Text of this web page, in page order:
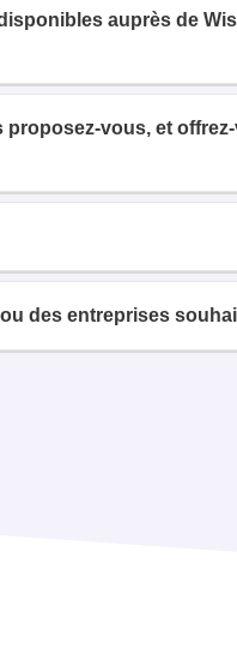
auprès de
vous, et
des entreprises